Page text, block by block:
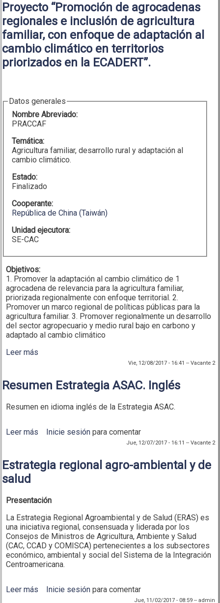
Proyecto “Promoción de agrocadenas
regionales e inclusión de agricultura
familiar, con enfoque de adaptación al
cambio climático en territorios
priorizados en la ECADERT”.
Datos generales
Nombre Abreviado:
PRACCAF
Temática:
Agricultura familiar, desarrollo rural y adaptación al
cambio climático.
Estado:
Finalizado
Cooperante:
República de China (Taiwán)
Unidad ejecutora:
SE-CAC
Objetivos:
1. Promover la adaptación al cambio climático de 1
agrocadena de relevancia para la agricultura familiar,
priorizada regionalmente con enfoque territorial. 2.
Promover un marco regional de políticas públicas para la
agricultura familiar. 3. Promover regionalmente un desarrollo
del sector agropecuario y medio rural bajo en carbono y
adaptado al cambio climático
Leer más
regionales e inclusión de agricultura familiar, con
territorios priorizados en la ECADERT”.
Vie, 12/08/2017 - 16:41 -- Vacante 2
Resumen Estrategia ASAC. Inglés
Resumen en idioma inglés de la Estrategia ASAC.
Leer más sobre Resumen Estrategia ASAC. Inglés
Inicie sesión para comentar
Jue, 12/07/2017 - 16:11 -- Vacante 2
Estrategia regional agro-ambiental y de
salud
Presentación
La Estrategia Regional Agroambiental y de Salud (ERAS) es
una iniciativa regional, consensuada y liderada por los
Consejos de Ministros de Agricultura, Ambiente y Salud
(CAC, CCAD y COMISCA) pertenecientes a los subsectores
económico, ambiental y social del Sistema de la Integración
Centroamericana.
Leer más sobre Estrategia regional agro-ambiental y de salud
Inicie sesión para comentar
Jue, 11/02/2017 - 08:59-- admin